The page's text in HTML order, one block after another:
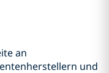
an
und